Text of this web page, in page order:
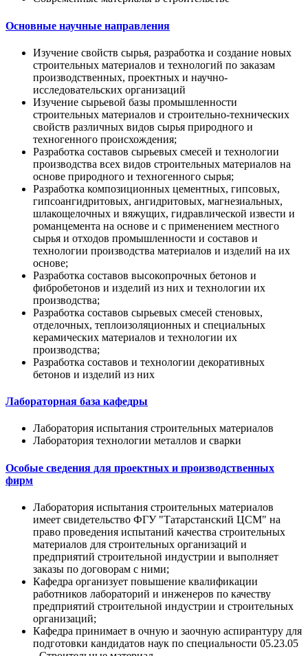
Основные научные направления
Изучение свойств сырья, разработка и создание новых
строительных материалов и технологий по заказам
производственных, проектных и научно-
исследовательских организаций
Изучение сырьевой базы промышленности
строительных материалов и строительно-технических
свойств различных видов сырья природного и
техногенного происхождения;
Разработка составов сырьевых смесей и технологии
производства всех видов строительных материалов на
основе природного и техногенного сырья;
Разработка композиционных цементных, гипсовых,
гипсоангидритовых, ангидритовых, магнезиальных,
шлакощелочных и вяжущих, гидравлической извести и
романцемента на основе и с применением местного
сырья и отходов промышленности и составов и
технологии производства материалов и изделий на их
основе;
Разработка составов высокопрочных бетонов и
фибробетонов и изделий из них и технологии их
производства;
Разработка составов сырьевых смесей стеновых,
отделочных, теплоизоляционных и специальных
керамических материалов и технологии их
производства;
Разработка составов и технологии декоративных
бетонов и изделий из них
Лабораторная база кафедры
Лаборатория испытания строительных материалов
Лаборатория технологии металлов и сварки
Особые сведения для проектных и производственных
фирм
Лаборатория испытания строительных материалов
имеет свидетельство ФГУ "Татарстанский ЦСМ" на
право проведения испытаний качества строительных
материалов для строительных организаций и
предприятий строительной индустрии и выполняет
заказы по договорам с ними;
Кафедра организует повышение квалификации
работников лабораторий и инженеров по качеству
предприятий строительной индустрии и строительных
организаций;
Кафедра принимает в очную и заочную аспирантуру для
подготовки кандидатов наук по специальности 05.23.05